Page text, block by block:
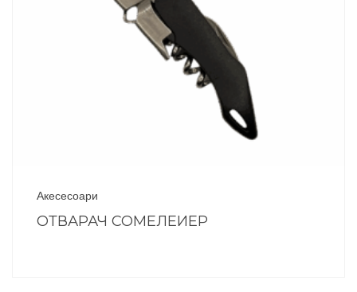
Акесесоари
ОТВАРАЧ СОМЕЛЕИЕР